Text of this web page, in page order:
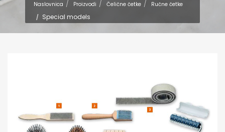
Naslovnica Proizvodi Čelične četke Ručne četke
Special models